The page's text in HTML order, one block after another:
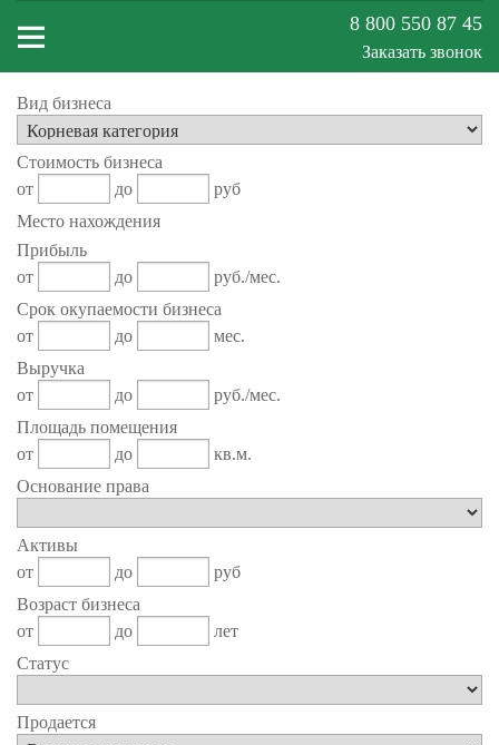
Меню
сайта
8 800 550 87 45
Заказать звонок
Вид бизнеса
Стоимость бизнеса
от
до
руб
Место нахождения
Прибыль
от
до
руб./мес.
Срок окупаемости бизнеса
от
до
мес.
Выручка
от
до
руб./мес.
Площадь помещения
от
до
кв.м.
Основание права
Активы
от
до
руб
Возраст бизнеса
от
до
лет
Статус
Продается